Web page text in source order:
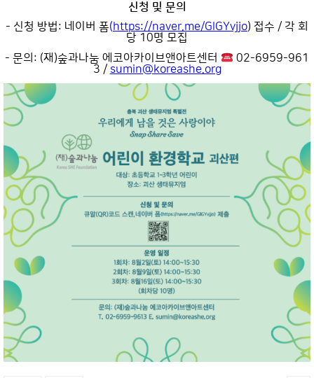
신청 및 문의
- 신청 방법: 네이버 폼(https://naver.me/GlGYvjjo) 접수 / 각 회
당 10명 모집
- 문의: (재)숲과나눔 에코아카이브앤아트센터
02-6959-961
3 / sumin@koreashe.org